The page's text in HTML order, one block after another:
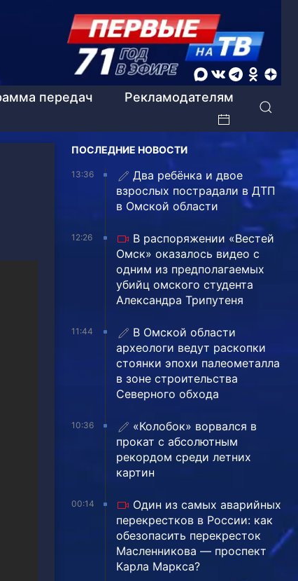
передач
Рекламодателям
ПОСЛЕДНИЕ НОВОСТИ
13:36
Два ребёнка и двое
взрослых пострадали в ДТП
в Омской области
12:26
В распоряжении «Вестей
Омск» оказалось видео с
одним из предполагаемых
убийц омского студента
Александра Трипутеня
11:44
В Омской области
археологи ведут раскопки
стоянки эпохи палеометалла
в зоне строительства
Северного обхода
10:36
«Колобок» ворвался в
прокат с абсолютным
рекордом среди летних
картин
00:14
Один из самых аварийных
перекрестков в России: как
обезопасить перекресток
Масленникова — проспект
Карла Маркса?